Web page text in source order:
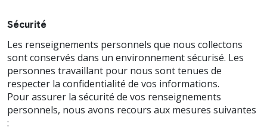
Sécurité
Les renseignements personnels que nous collectons
sont conservés dans un environnement sécurisé. Les
personnes travaillant pour nous sont tenues de
respecter la confidentialité de vos informations.
Pour assurer la sécurité de vos renseignements
personnels, nous avons recours aux mesures suivantes
: